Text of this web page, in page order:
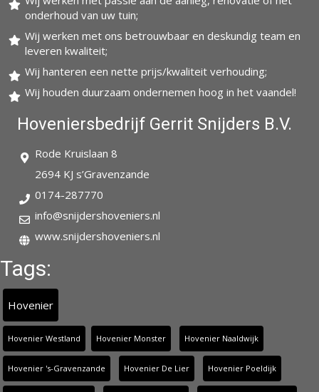
onderhoud van uw tuin;
Wij werken met ons betrouwbaar en deskundig team en
leveren kwaliteit;
Wij hanteren een nette prijs/kwaliteit verhouding;
Wij houden duurzaam ondernemen hoog in het vaandel!
Hoveniersbedrijf Gerrit Snijders B.V.
Rode Kruislaan 8
2694 KJ s’Gravenzande
0174-287770
info@snijdershoveniers.nl
www.snijdershoveniers.nl
Tags:
Hovenier
Hovenier Westland Hovenier Monster Hovenier Naaldwijk
Hovenier 's-Gravenzande Hovenier De Lier Hovenier Poeldijk